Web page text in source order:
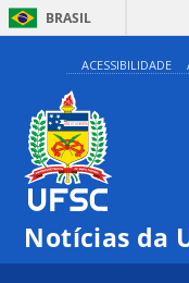
BRASIL
ACESSIBILIDADE
Notícias da